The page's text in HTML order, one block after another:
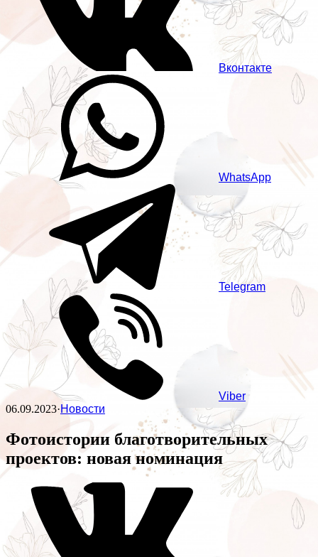
Вконтакте
WhatsApp
Telegram
Viber
06.09.2023·Новости
Фотоистории благотворительных
проектов: новая номинация